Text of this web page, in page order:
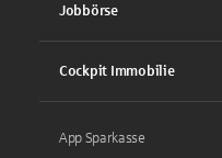
Jobbörse
Cockpit Immobilie
App Sparkasse